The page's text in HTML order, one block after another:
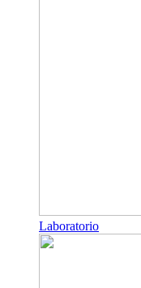
Laboratorio